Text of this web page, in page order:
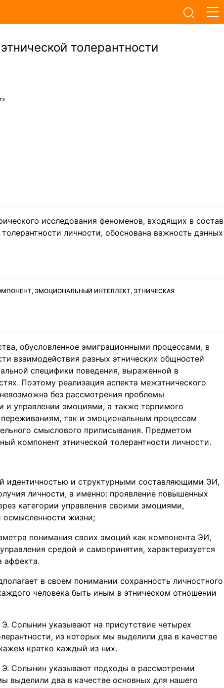
толерантности
исследования феноменов, входящих в состав
личности, обоснована важность данных
ЭМОЦИОНАЛЬНЫЙ ИНТЕЛЛЕКТ, ЭТНИЧЕСКАЯ
обусловленное эмиграционными процессами, в
взаимодействия разных этнических общностей
специфики поведения, выраженной в
Поэтому реализация аспекта межэтнического
без рассмотрения проблемы
и управлении эмоциями, а также терпимого
так и эмоциональным процессам
смыслового приписывания. Предметом
компонент этнической толерантности личности.
идентичностью и структурными составляющими ЭИ,
личности, а именно: проявление повышенных
категории управления своими эмоциями,
осмысленности жизни;
понимания своих эмоций как компонента ЭИ,
средой и самопринятия, характеризуется
аффекта.
в своем понимании сохранность личностного
человека быть иным в этническом отношении
Солынин указывают на присутствие четырех
из которых мы выделили два в качестве
кратко каждый из них.
Солынин указывают подходы в рассмотрении
выделили два в качестве основных для нашего